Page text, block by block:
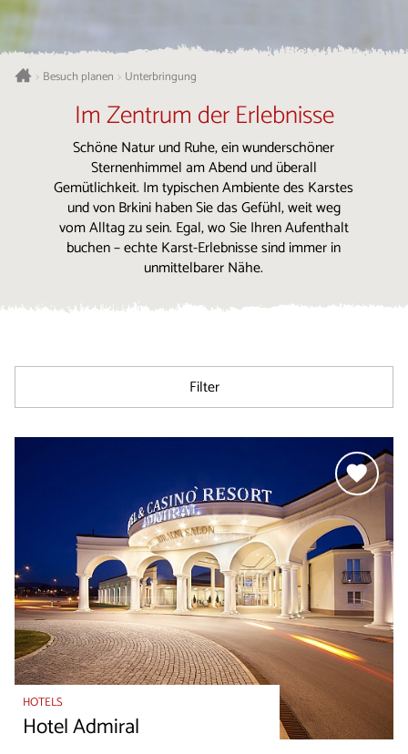
> Besuch planen > Unterbringung
Im Zentrum der Erlebnisse
Schöne Natur und Ruhe, ein wunderschöner
Sternenhimmel am Abend und überall
Gemütlichkeit. Im typischen Ambiente des Karstes
und von Brkini haben Sie das Gefühl, weit weg
vom Alltag zu sein. Egal, wo Sie Ihren Aufenthalt
buchen – echte Karst-Erlebnisse sind immer in
unmittelbarer Nähe.
Filter
HOTELS
Hotel Admiral